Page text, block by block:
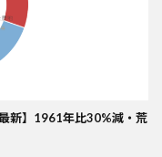
新】1961年比30%減・荒